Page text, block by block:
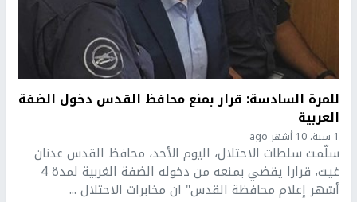
للمرة السادسة: قرار بمنع محافظ القدس دخول الضفة
العربية
1 سنة، 10 أشهر ago
سلّمت سلطات الاحتلال، اليوم الأحد، محافظ القدس عدنان
غيث، قرارا يقضي بمنعه من دخوله الضفة الغربية لمدة 4
أشهر إعلام محافظة القدس" ان مخابرات الاحتلال ...